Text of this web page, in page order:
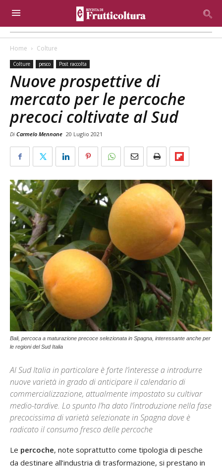
Home Colture
Colture pesco Post raccolta
Nuove prospettive di
mercato per le percoche
precoci coltivate al Sud
Di Carmelo Mennone 20 Luglio 2021
Bali, percoca a maturazione precoce selezionata in Spagna, interessante anche per
le regioni del Sud Italia
Al Sud Italia in particolare è forte l’interesse a introdurre
nuove varietà in grado di anticipare il calendario di
commercializzazione, attualmente impostato su cultivar
medio-tardive. Lo spunto l’ha dato l’introduzione nella fase
precocissima di varietà selezionate in Spagna dove è
radicato il consumo fresco delle percoche
Le percoche, note soprattutto come tipologia di pesche
da destinare all’industria di trasformazione, si prestano in